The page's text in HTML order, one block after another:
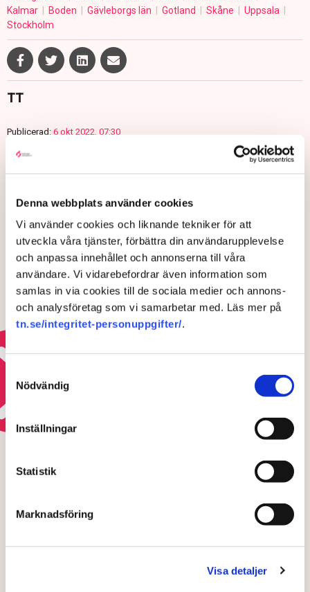
Denna webbplats använder cookies
Vi använder cookies och liknande tekniker för att
utveckla våra tjänster, förbättra din användarupplevelse
och anpassa innehållet och annonserna till våra
användare. Vi vidarebefordrar även information som
samlas in via cookies till de sociala medier och annons-
och analysföretag som vi samarbetar med. Läs mer på
tn.se/integritet-personuppgifter/.
Nödvändig
Inställningar
Statistik
Marknadsföring
Visa detaljer
Kalmar
Boden Gävleborgs län Gotland Skåne
Uppsala
Stockholm
TT
Publicerad: 6 okt 2022, 07:30
TN exklusivt: Så vill Svenska
stärka elsystemet – ”Vi behöver
göra ett stort arbete”
7 AUGUSTI 2026 |
Värme och torka pressar Europas
kärnkraft
Läs mer om elkrisen
HOTEN MOT ÄGANDERÄTTEN
Polisens svar efter sabotagen i
Grimsås: ”Flera har gripits